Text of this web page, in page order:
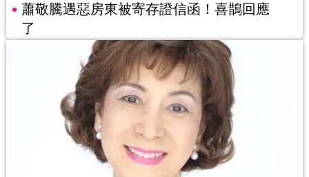
蕭敬騰遇惡房東被寄存證信函！喜鵲回應
了